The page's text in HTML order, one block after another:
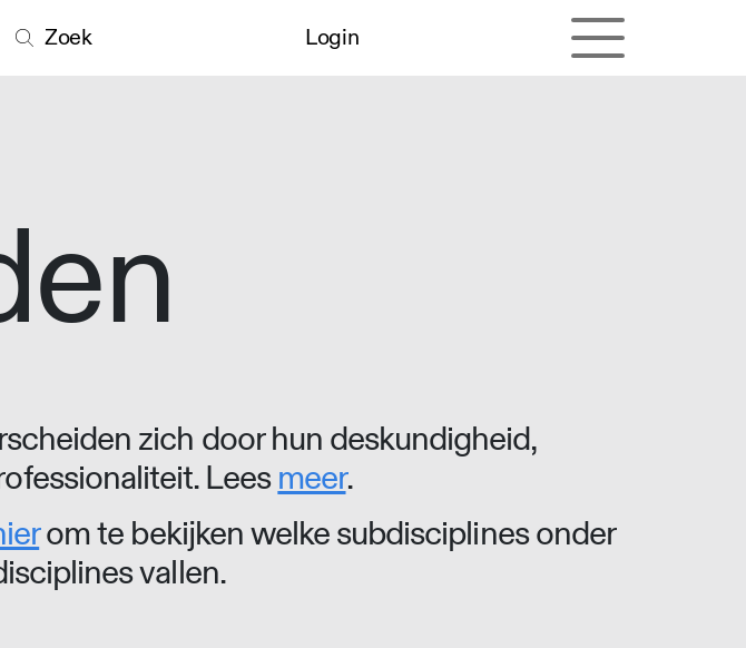
Zoek Login
zich door hun deskundigheid,
Leesmeer.
om te bekijken welke subdisciplines onder
vallen.